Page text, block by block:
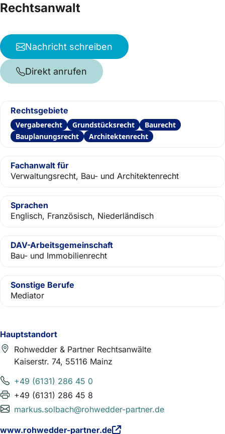
Hauptstandort
Rohwedder & Partner Rechtsanwälte
Kaiserstr. 74, 55116 Mainz
+49 (6131) 286 45 0
+49 (6131) 286 45 8
markus.solbach@rohwedder-partner.de
www.rohwedder-partner.de
Rechtsanwalt
Nachricht schreiben
Direkt anrufen
Rechtsgebiete
Vergaberecht Grundstücksrecht
Baurecht
Bauplanungsrecht
Architektenrecht
Fachanwalt für
Verwaltungsrecht, Bau- und Architektenrecht
Sprachen
Englisch, Französisch, Niederländisch
DAV-Arbeitsgemeinschaft
Bau- und Immobilienrecht
Sonstige Berufe
Mediator